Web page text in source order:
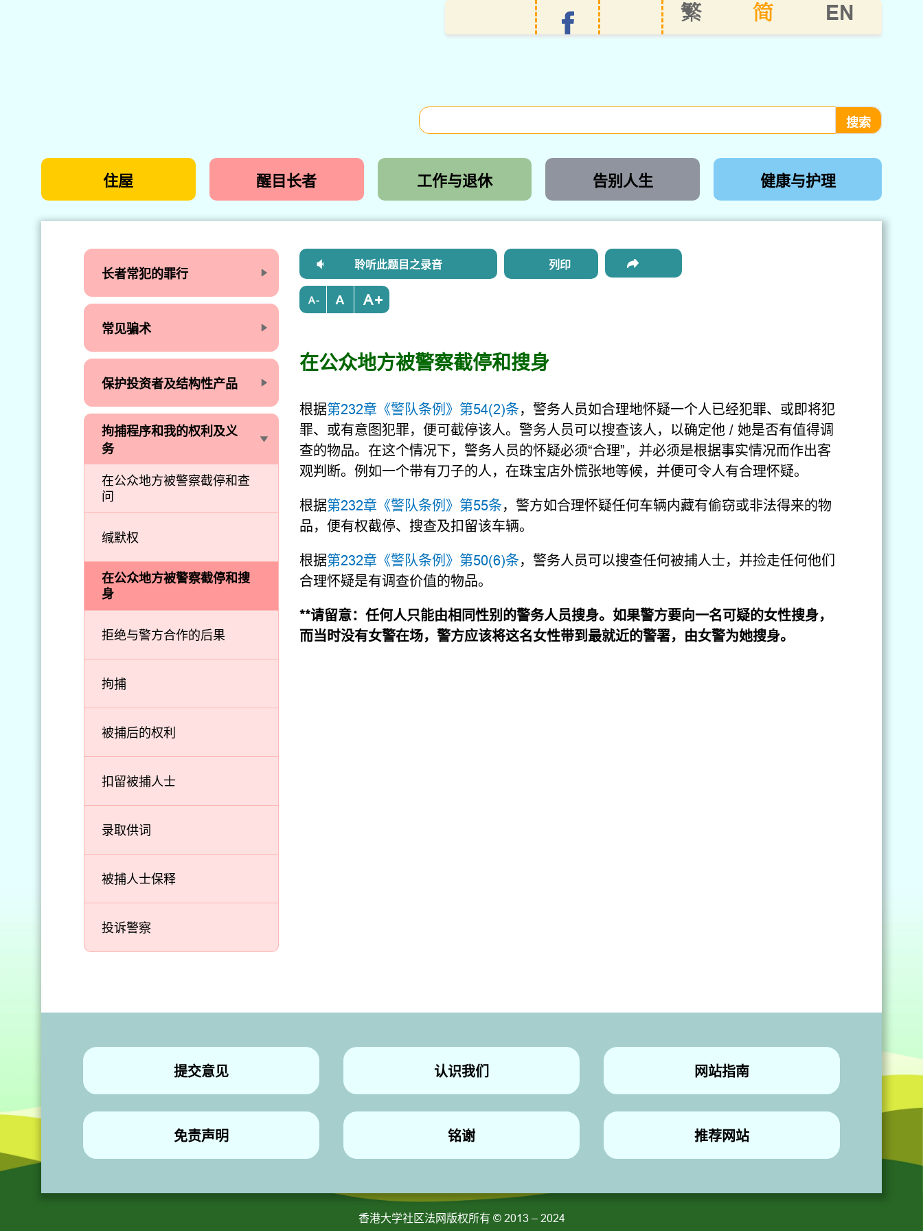
EN
简
繁
住屋 醒目长者 工作与退休 告别人生 健康与护理
聆听此题目之录音 列印
- +
在公众地方被警察截停和搜身
根据第232章《警队条例》第54(2)条，警务人员如合理地怀疑一个人已经犯罪、或即将犯
罪、或有意图犯罪，便可截停该人。警务人员可以搜查该人，以确定他 / 她是否有值得调
查的物品。在这个情况下，警务人员的怀疑必须“合理”，并必须是根据事实情况而作出客
观判断。例如一个带有刀子的人，在珠宝店外慌张地等候，并便可令人有合理怀疑。
根据第232章《警队条例》第55条，警方如合理怀疑任何车辆内藏有偷窃或非法得来的物
品，便有权截停、搜查及扣留该车辆。
根据第232章《警队条例》第50(6)条，警务人员可以搜查任何被捕人士，并捡走任何他们
合理怀疑是有调查价值的物品。
**请留意：任何人只能由相同性别的警务人员搜身。如果警方要向一名可疑的女性搜身，
而当时没有女警在场，警方应该将这名女性带到最就近的警署，由女警为她搜身。
长者常犯的罪行
常见骗术
保护投资者及结构性产品
拘捕程序和我的权利及义
务
投诉警察
被捕人士保释
录取供词
扣留被捕人士
被捕后的权利
拘捕
拒绝与警方合作的后果
在公众地方被警察截停和搜
身
缄默权
在公众地方被警察截停和查
问
提交意见 认识我们 网站指南
免责声明 铭谢 推荐网站
香港大学社区法网版权所有 © 2013 – 2024